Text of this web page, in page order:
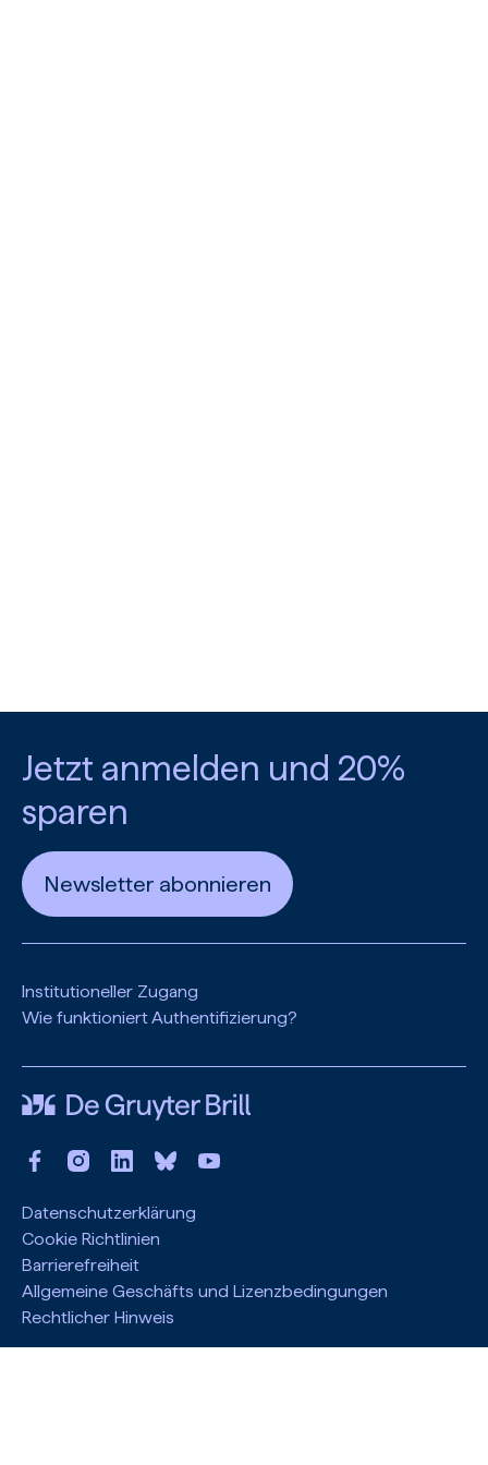
Jetzt anmelden und 20%
sparen
Newsletter abonnieren
Institutioneller Zugang
Wie funktioniert Authentifizierung?
Datenschutzerklärung
Cookie Richtlinien
Barrierefreiheit
Allgemeine Geschäfts und Lizenzbedingungen
Rechtlicher Hinweis